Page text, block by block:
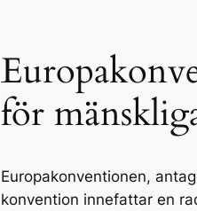
för
Europakonventionen,
konvention innefattar en